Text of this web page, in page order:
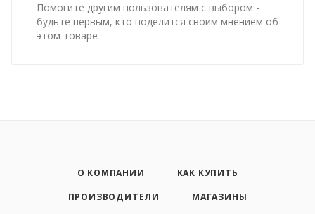
Помогите другим пользователям с выбором -
будьте первым, кто поделится своим мнением об
этом товаре
О КОМПАНИИ
КАК КУПИТЬ
ПРОИЗВОДИТЕЛИ
МАГАЗИНЫ